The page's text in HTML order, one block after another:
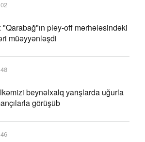
"Qarabağ"ın pley-off mərhələsindəki
müəyyənləşdi
beynəlxalq yarışlarda uğurla
görüşüb